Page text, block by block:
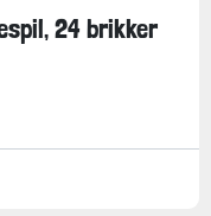
24 brikker